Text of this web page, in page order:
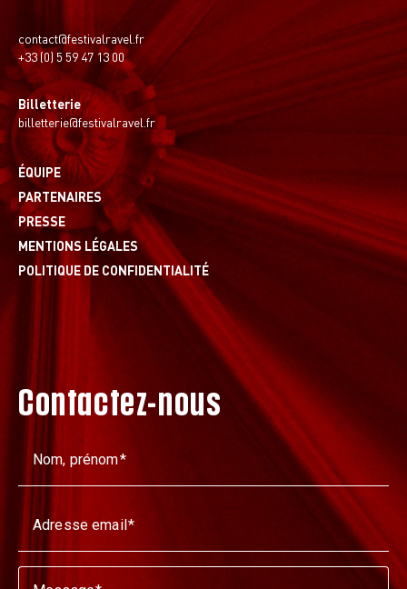
contact@festivalravel.fr
+33 (0) 5 59 47 13 00
Billetterie
billetterie@festivalravel.fr
ÉQUIPE
PARTENAIRES
PRESSE
MENTIONS LÉGALES
POLITIQUE DE CONFIDENTIALITÉ
Contactez-nous
Nom, prénom
Adresse email